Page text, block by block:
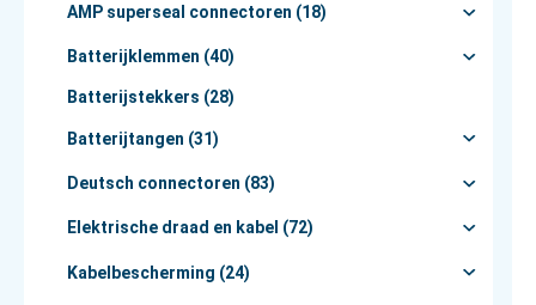
AMP superseal connectoren (18)
Batterijklemmen (40)
Batterijstekkers (28)
Batterijtangen (31)
Deutsch connectoren (83)
Elektrische draad en kabel (72)
Kabelbescherming (24)